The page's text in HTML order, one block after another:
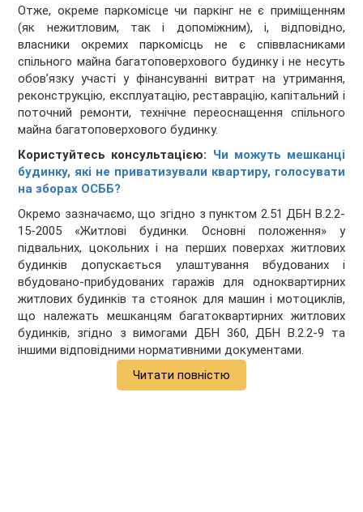
Отже, окреме паркомісце чи паркінг не є приміщенням
(як нежитловим, так і допоміжним), і, відповідно,
власники окремих паркомісць не є співвласниками
спільного майна багатоповерхового будинку і не несуть
обов’язку участі у фінансуванні витрат на утримання,
реконструкцію, експлуатацію, реставрацію, капітальний і
поточний ремонти, технічне переоснащення спільного
майна багатоповерхового будинку.
Користуйтесь консультацією: Чи можуть мешканці
будинку, які не приватизували квартиру, голосувати
на зборах ОСББ?
Окремо зазначаємо, що згідно з пунктом 2.51 ДБН В.2.2-
15-2005 «Житлові будинки. Основні положення» у
підвальних, цокольних і на перших поверхах житлових
будинків допускається улаштування вбудованих і
вбудовано-прибудованих гаражів для одноквартирних
житлових будинків та стоянок для машин і мотоциклів,
що належать мешканцям багатоквартирних житлових
будинків, згідно з вимогами ДБН 360, ДБН В.2.2-9 та
іншими відповідними нормативними документами.
Читати повністю